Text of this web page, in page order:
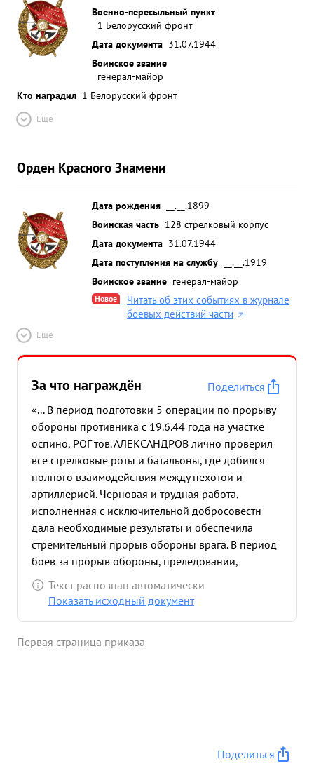
Военно-пересыльный пункт
1 Белорусский фронт
Дата документа 31.07.1944
Воинское звание
генерал-майор
Кто наградил 1 Белорусский фронт
Ещё
Орден Красного Знамени
Дата рождения
__.__.1899
Воинская часть 128 стрелковый корпус
Дата документа 31.07.1944
Дата поступления на службу
__.__.1919
Воинское звание генерал-майор
Новое
Читать об этих событиях в журнале
боевых действий части
Ещё
За что награждён
Поделиться
«... В период подготовки 5 операции по прорыву
обороны противника с 19.6.44 года на участке
оспино, РОГ тов. АЛЕКСАНДРОВ лично проверил
все стрелковые роты и батальоны, где добился
полного взаимодействия между пехотои и
артиллерией. Черновая и трудная работа,
исполненная с исключительной добросовестн
дала необходимые результаты и обеспечила
стремительный прорыв обороны врага. В период
боев за прорыв обороны, преледовании,
окружение и уничтожении противника тов. АЛЕКС
НДРОВ всегда был на ответственных участках и
САНДРОВ своей разумной инициативой и
Текст распознан автоматически
Показать исходный документ
Первая страница приказа
Поделиться